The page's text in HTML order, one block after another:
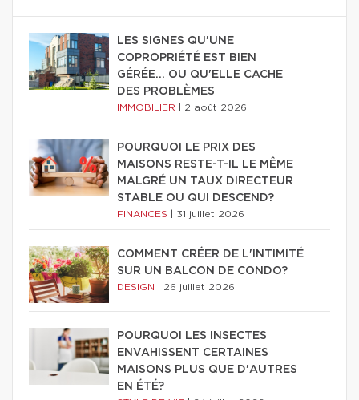
LES SIGNES QU'UNE
COPROPRIÉTÉ EST BIEN
GÉRÉE… OU QU'ELLE CACHE
DES PROBLÈMES
IMMOBILIER 2 août 2026
POURQUOI LE PRIX DES
MAISONS RESTE-T-IL LE MÊME
MALGRÉ UN TAUX DIRECTEUR
STABLE OU QUI DESCEND?
FINANCES 31 juillet 2026
COMMENT CRÉER DE L'INTIMITÉ
SUR UN BALCON DE CONDO?
DESIGN 26 juillet 2026
POURQUOI LES INSECTES
ENVAHISSENT CERTAINES
MAISONS PLUS QUE D'AUTRES
EN ÉTÉ?